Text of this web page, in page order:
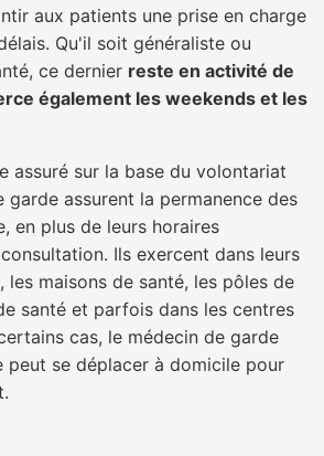
aux patients une prise en charge
Qu'il soit généraliste ou
ce dernier reste en activité de
également les weekends et les
assuré sur la base du volontariat
garde assurent la permanence des
en plus de leurs horaires
Ils exercent dans leurs
les maisons de santé, les pôles de
santé et parfois dans les centres
cas, le médecin de garde
peut se déplacer à domicile pour